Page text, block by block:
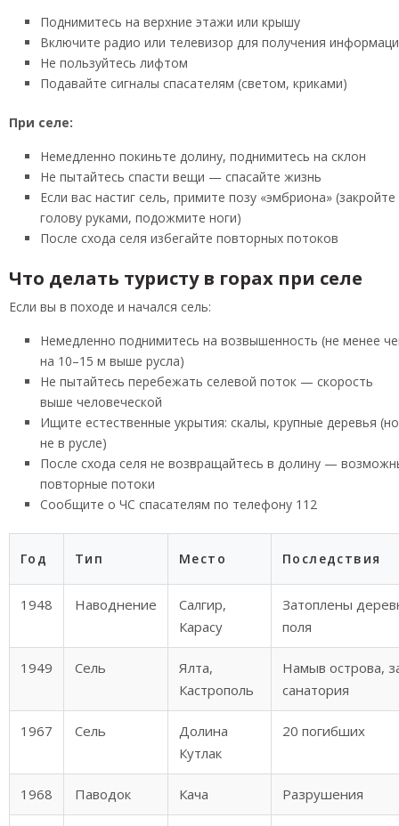
Поднимитесь на верхние этажи или крышу
Включите радио или телевизор для получения
Не пользуйтесь лифтом
Подавайте сигналы спасателям (светом, криками)
При селе:
Немедленно покиньте долину, поднимитесь на склон
Не пытайтесь спасти вещи — спасайте жизнь
Если вас настиг сель, примите позу «эмбриона» (закройте
голову руками, подожмите ноги)
После схода селя избегайте повторных потоков
Что делать туристу в горах при селе
Если вы в походе и начался сель:
Немедленно поднимитесь на возвышенность (не менее
на 10–15 м выше русла)
Не пытайтесь перебежать селевой поток — скорость
выше человеческой
Ищите естественные укрытия: скалы, крупные деревья (но
не в русле)
После схода селя не возвращайтесь в долину —
повторные потоки
Сообщите о ЧС спасателям по телефону 112
Год Тип Место Последствия
1948 Наводнение
Салгир,
Карасу
Затоплены
поля
1949 Сель
Ялта,
Кастрополь
Намыв острова,
санатория
1967 Сель
Долина
Кутлак
20 погибших
1968 Паводок Кача Разрушения